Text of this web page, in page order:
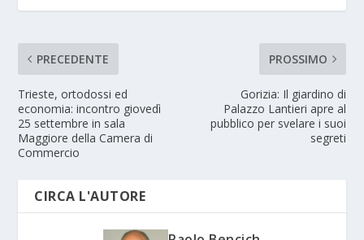
PRECEDENTE
Trieste, ortodossi ed
economia: incontro giovedì
25 settembre in sala
Maggiore della Camera di
Commercio
PROSSIMO
Gorizia: Il giardino di
Palazzo Lantieri apre al
pubblico per svelare i suoi
segreti
CIRCA L'AUTORE